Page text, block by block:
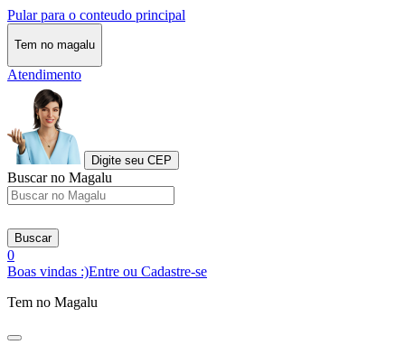
Pular para o conteudo principal
Tem no magalu
Atendimento
Digite seu CEP
Buscar no Magalu
Buscar
0
Boas vindas :)Entre ou Cadastre-se
Tem no Magalu